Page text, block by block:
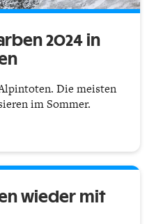
2024 in
Die meisten
im Sommer.
wieder mit